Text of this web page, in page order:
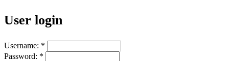
User login
Username: *
Password: *